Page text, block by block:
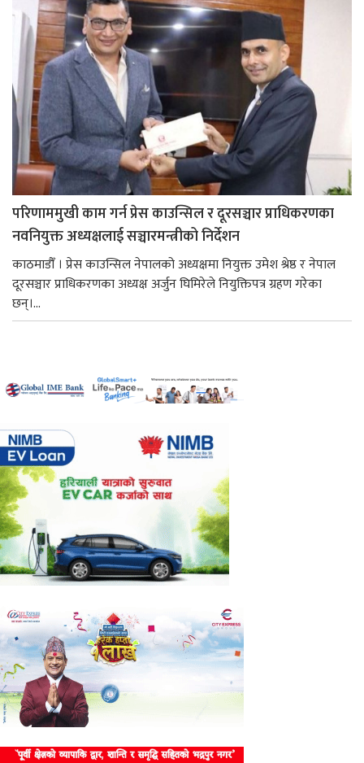
परिणाममुखी काम गर्न प्रेस काउन्सिल र दूरसञ्चार प्राधिकरणका
नवनियुक्त अध्यक्षलाई सञ्चारमन्त्रीको निर्देशन
काठमाडौँ । प्रेस काउन्सिल नेपालको अध्यक्षमा नियुक्त उमेश श्रेष्ठ र नेपाल
दूरसञ्चार प्राधिकरणका अध्यक्ष अर्जुन घिमिरेले नियुक्तिपत्र ग्रहण गरेका
छन्।...